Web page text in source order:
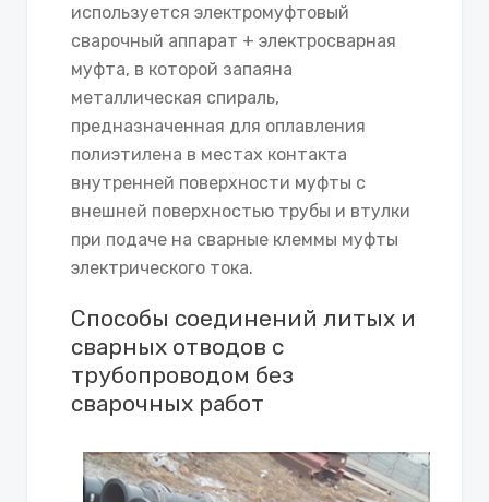
используется электромуфтовый
сварочный аппарат + электросварная
муфта, в которой запаяна
металлическая спираль,
предназначенная для оплавления
полиэтилена в местах контакта
внутренней поверхности муфты с
внешней поверхностью трубы и втулки
при подаче на сварные клеммы муфты
электрического тока.
Способы соединений литых и
сварных отводов с
трубопроводом без
сварочных работ